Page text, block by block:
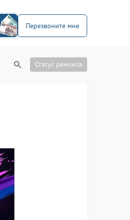
Перезвоните мне
Статус ремонта